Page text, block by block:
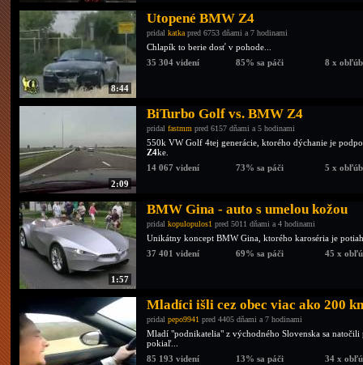
8:44
Utopené BMW Z4
pridal katka pred 6753 dňami a 7 hodinami
Chlapík to berie dosť v pohode...
35 304 videní
85% sa páči 8 x
2:09
BiTurbo Golf vs. BMW Z4
pridal fastmm pred 6157 dňami a 5 hodinami
550k VW Golf 4tej generácie, ktorého dýchanie je
Z4ke.
14 067 videní
73% sa páči 5 x
1:57
BMW Gina - auto s umelou kožou
pridal kopulopulos1 pred 5011 dňami a 4 hodinami
Unikátny koncept BMW Gina, ktorého karoséria je
37 401 videní
69% sa páči 45 x
Mladíci išli cez obec viac ako 200
pridal pepo9941 pred 4405 dňami a 7 hodinami
Mladí "podnikatelia" z východného Slovenska sa
pokiaľ...
85 193 videní
13% sa páči 34 x